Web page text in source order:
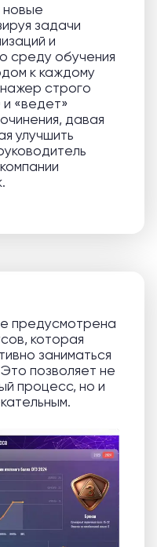
задачи
и
среду обучения
к каждому
строго
«ведет»
давая
улучшить
предусмотрена
которая
заниматься
позволяет не
процесс, но и